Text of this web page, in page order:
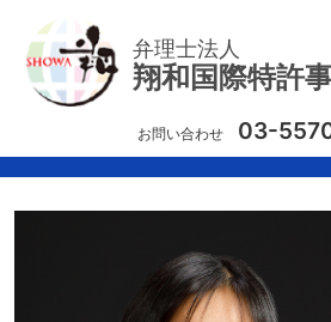
弁理士法人
翔和国際特許
お問い合わせ 03-